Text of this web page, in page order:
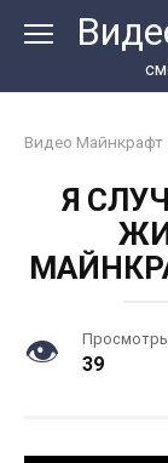
Видео Майнкрафт
Я
39